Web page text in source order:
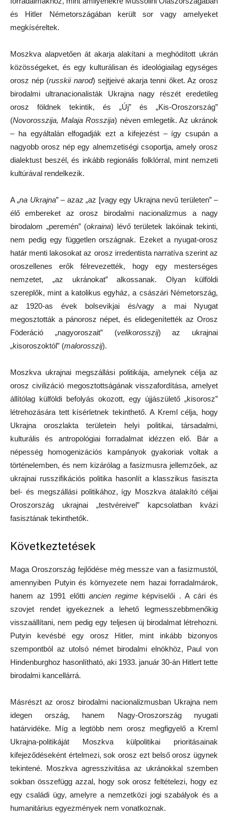
és Hitler Németországában került sor vagy amelyeket
megkíséreltek.
Moszkva alapvetően át akarja alakítani a meghódított ukrán
közösségeket, és egy kulturálisan és ideológiailag egységes
orosz nép (russkii narod) sejtjeivé akarja tenni őket. Az orosz
birodalmi ultranacionalisták Ukrajna nagy részét eredetileg
orosz földnek tekintik, és „Új” és „Kis-Oroszország”
(Novorosszija, Malaja Rosszija) néven emlegetik. Az ukránok
– ha egyáltalán elfogadják ezt a kifejezést – így csupán a
nagyobb orosz nép egy alnemzetiségi csoportja, amely orosz
dialektust beszél, és inkább regionális folklórral, mint nemzeti
kultúrával rendelkezik.
A „na Ukrajna” – azaz „az [vagy egy Ukrajna nevű területen” –
élő embereket az orosz birodalmi nacionalizmus a nagy
birodalom „peremén” (okraina) lévő területek lakóinak tekinti,
nem pedig egy független országnak. Ezeket a nyugat-orosz
határ menti lakosokat az orosz irredentista narratíva szerint az
oroszellenes erők félrevezették, hogy egy mesterséges
nemzetet, „az ukránokat” alkossanak. Olyan külföldi
szereplők, mint a katolikus egyház, a császári Németország,
az 1920-as évek bolsevikjai és/vagy a mai Nyugat
megosztották a pánorosz népet, és elidegenítették az Orosz
Föderáció „nagyoroszait” (velikorosszij) az ukrajnai
„kisoroszoktól” (malorosszij).
Moszkva ukrajnai megszállási politikája, amelynek célja az
orosz civilizáció megosztottságának visszafordítása, amelyet
állítólag külföldi befolyás okozott, egy újjászülető „kisorosz”
létrehozására tett kísérletnek tekinthető. A Kreml célja, hogy
Ukrajna oroszlakta területein helyi politikai, társadalmi,
kulturális és antropológiai forradalmat idézzen elő. Bár a
népesség homogenizációs kampányok gyakoriak voltak a
történelemben, és nem kizárólag a fasizmusra jellemzőek, az
ukrajnai russzifikációs politika hasonlít a klasszikus fasiszta
bel- és megszállási politikához, így Moszkva átalakító céljai
Oroszország ukrajnai „testvéreivel” kapcsolatban kvázi
fasisztának tekinthetők.
Következtetések
Maga Oroszország fejlődése még messze van a fasizmustól,
amennyiben Putyin és környezete nem hazai forradalmárok,
hanem az 1991 előtti ancien regime képviselői . A cári és
szovjet rendet igyekeznek a lehető legmesszebbmenőkig
visszaállítani, nem pedig egy teljesen új birodalmat létrehozni.
Putyin kevésbé egy orosz Hitler, mint inkább bizonyos
szempontból az utolsó német birodalmi elnökhöz, Paul von
Hindenburghoz hasonlítható, aki 1933. január 30-án Hitlert tette
birodalmi kancellárrá.
Másrészt az orosz birodalmi nacionalizmusban Ukrajna nem
idegen ország, hanem Nagy-Oroszország nyugati
határvidéke. Míg a legtöbb nem orosz megfigyelő a Kreml
Ukrajna-politikáját Moszkva külpolitikai prioritásainak
kifejeződéseként értelmezi, sok orosz ezt belső orosz ügynek
tekintené. Moszkva agresszivitása az ukránokkal szemben
sokban összefügg azzal, hogy sok orosz feltételezi, hogy ez
egy családi ügy, amelyre a nemzetközi jogi szabályok és a
humanitárius egyezmények nem vonatkoznak.